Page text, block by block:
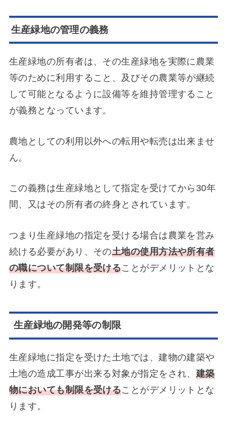
生産緑地の管理の義務
生産緑地の所有者は、その生産緑地を実際に農業
等のために利用すること、及びその農業等が継続
して可能となるように設備等を維持管理すること
が義務となっています。
農地としての利用以外への転用や転売は出来ませ
ん。
この義務は生産緑地として指定を受けてから30年
間、又はその所有者の終身とされています。
つまり生産緑地の指定を受ける場合は農業を営み
続ける必要があり、その土地の使用方法や所有者
の職について制限を受けることがデメリットとな
ります。
生産緑地の開発等の制限
生産緑地に指定を受けた土地では、建物の建築や
土地の造成工事が出来る対象が指定をされ、 建築
物においても制限を受けることがデメリットとな
ります。